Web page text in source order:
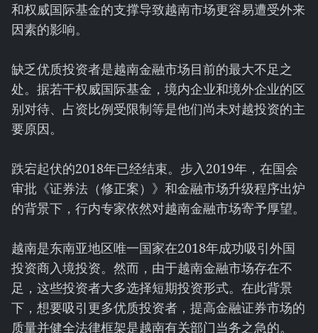
和权威国际基金的支撑导致越南市场更容易遭受外来
因素的影响。
缺乏优质投资者是越南金融市场目前的最大不足之
处。据若干权威国际基金，境内企业和境外企业的区
别对待、占资比例受限制等是他们尚未对越投资的主
要原因。
跌宕起伏的2018年已经结束。步入2019年，在国会
审批《证券法（修正案）》和金融市场升级程序出炉
的背景下，行内专家依然对越南金融市场寄予厚望。
越南是东南亚地区唯一国家在2018年成功吸引外国
投资商入境投资。然而，由于越南金融市场存在不
足，这些投资者大多选择短期投资形式。在此背景
下，想要吸引更多优质投资者，提高金融证券市场的
质量并健全法律框架是越南有关部门当务之急的。